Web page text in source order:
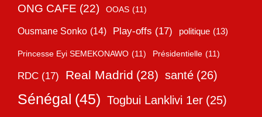
ONG CAFE (22) OOAS (11)
Ousmane Sonko (14) Play-offs (17) politique (13)
Princesse Eyi SEMEKONAWO (11) Présidentielle (11)
RDC (17) Real Madrid (28) santé (26)
Sénégal (45) Togbui Lanklivi 1er (25)